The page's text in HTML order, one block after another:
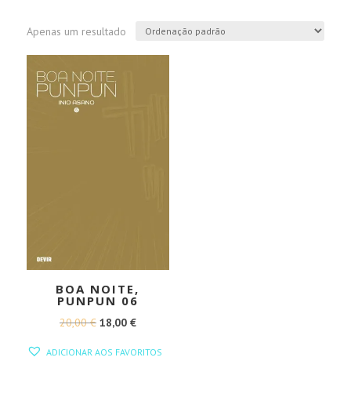
Apenas um resultado
BOA NOITE,
PUNPUN 06
20,00€ O
18,00 €O
ADICIONAR AOS FAVORITOS